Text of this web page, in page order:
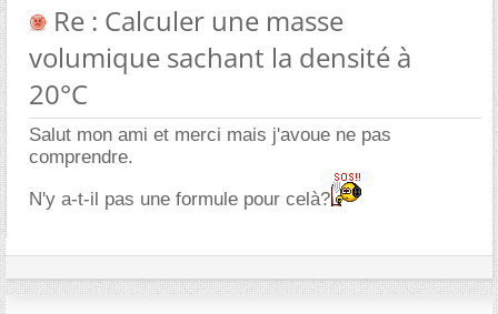
Re : Calculer une masse
volumique sachant la densité à
20°C
Salut mon ami et merci mais j'avoue ne pas
comprendre.
N'y a-t-il pas une formule pour celà?